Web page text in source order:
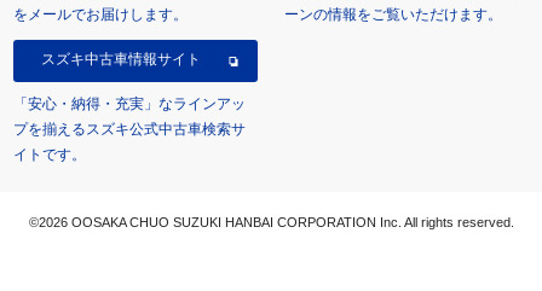
をメールでお届けします。
ーンの情報をご覧いただけます。
スズキ中古車情報サイト
「安心・納得・充実」なラインアッ
プを揃えるスズキ公式中古車検索サ
イトです。
©2026 OOSAKA CHUO SUZUKI HANBAI CORPORATION Inc. All rights reserved.